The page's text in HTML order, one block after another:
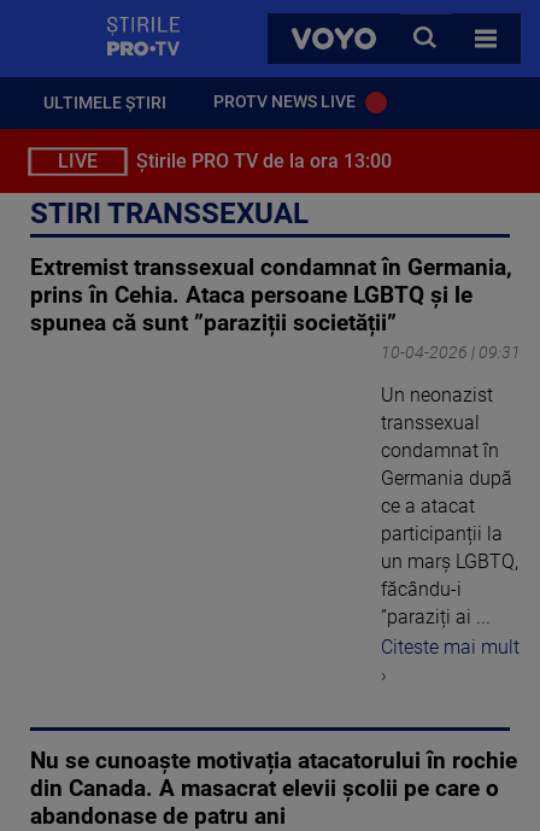
VOYO
CAUTA
TOATE
ULTIMELE ȘTIRI PROTV NEWS LIVE
LIVE Știrile PRO TV de la ora 13:00
STIRI TRANSSEXUAL
Extremist transsexual condamnat în Germania,
prins în Cehia. Ataca persoane LGBTQ și le
spunea că sunt ”paraziții societății”
10-04-2026 | 09:31
Un neonazist
transsexual
condamnat în
Germania după
ce a atacat
participanții la
un marș LGBTQ,
făcându-i
”paraziți ai ...
Citeste mai mult
›
Nu se cunoaște motivația atacatorului în rochie
din Canada. A masacrat elevii școlii pe care o
abandonase de patru ani